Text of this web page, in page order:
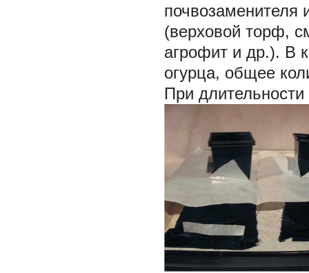
почвозаменителя
(верховой торф,
агрофит и др.). В
огурца, общее
При